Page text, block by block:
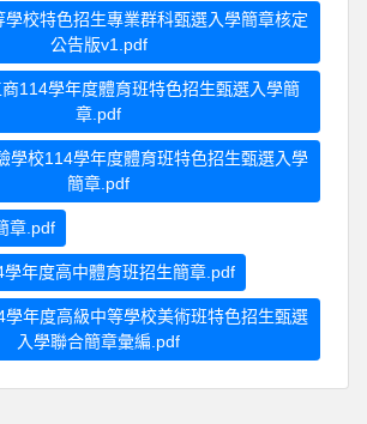
學校特色招生專業群科甄選入學簡章核定
公告版v1.pdf
114學年度體育班特色招生甄選入學簡
章.pdf
學校114學年度體育班特色招生甄選入學
簡章.pdf
章.pdf
學年度高中體育班招生簡章.pdf
學年度高級中等學校美術班特色招生甄選
入學聯合簡章彙編.pdf